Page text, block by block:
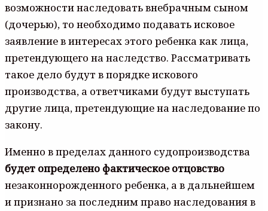
возможности наследовать внебрачным сыном
(дочерью), то необходимо подавать исковое
заявление в интересах этого ребенка как лица,
претендующего на наследство. Рассматривать
такое дело будут в порядке искового
производства, а ответчиками будут выступать
другие лица, претендующие на наследование по
закону.
Именно в пределах данного судопроизводства
будет определено фактическое отцовство
незаконнорожденного ребенка, а в дальнейшем
и признано за последним право наследования в